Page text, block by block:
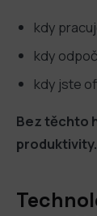
kdy
kdy
kdy jste
Bez těchto
produktivity.